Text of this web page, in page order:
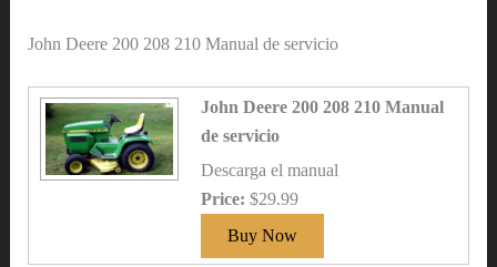
John Deere 200 208 210 Manual de servicio
John Deere 200 208 210 Manual
de servicio
Descarga el manual
Price: $29.99